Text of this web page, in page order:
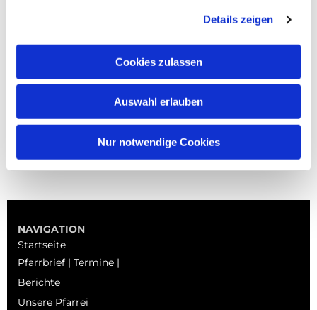
Details zeigen
Cookies zulassen
Auswahl erlauben
Nur notwendige Cookies
NAVIGATION
Startseite
Pfarrbrief | Termine |
Berichte
Unsere Pfarrei